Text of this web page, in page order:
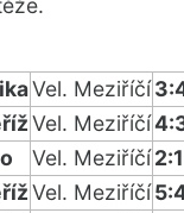
Vel. Meziříčí
Vel. Meziříčí
Vel. Meziříčí
Vel. Meziříčí